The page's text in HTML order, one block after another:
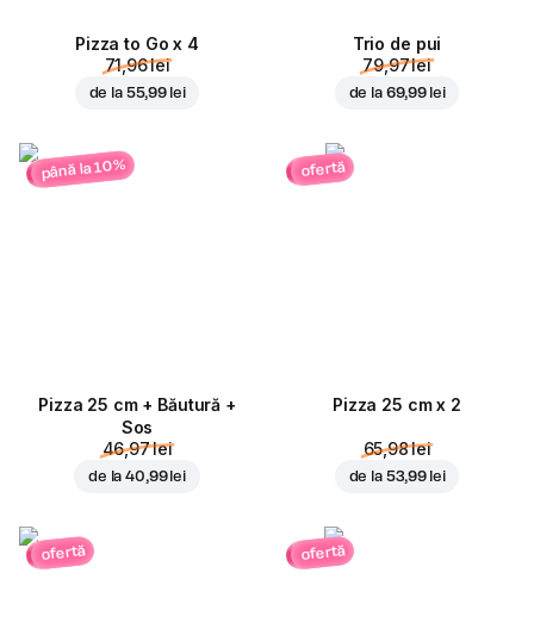
Pizza to Go x 4
71,96 lei
de la 55,99 lei
Trio de pui
79,97 lei
de la 69,99 lei
până la 10%
Pizza 25 cm + Băutură +
Sos
46,97 lei
de la40,99 lei
ofertă
Pizza 25 cm x 2
65,98 lei
de la 53,99 lei
ofertă ofertă